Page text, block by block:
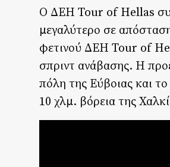
Ο ΔΕΗ Tour of Hellas
μεγαλύτερο σε
φετινού ΔΕΗ Tour of
σπριντ ανάβασης. Η
πόλη της Εύβοιας και
10 χλμ. βόρεια της